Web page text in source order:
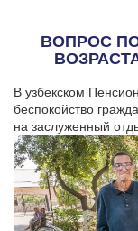
ВОПРОС
В узбекском
беспокойство
на заслуженный